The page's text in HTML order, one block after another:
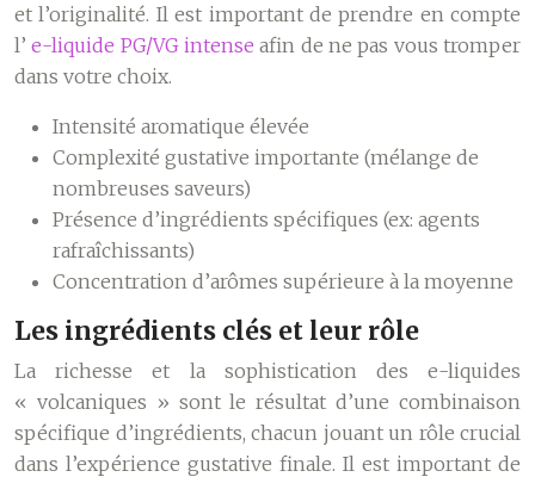
et l’originalité. Il est important de prendre en compte
l’e-liquide PG/VG intenseafin de ne pas vous tromper
dans votre choix.
Intensité aromatique élevée
Complexité gustative importante (mélange de
nombreuses saveurs)
Présence d’ingrédients spécifiques (ex: agents
rafraîchissants)
Concentration d’arômes supérieure à la moyenne
Les ingrédients clés et leur rôle
La richesse et la sophistication des e-liquides
« volcaniques » sont le résultat d’une combinaison
spécifique d’ingrédients, chacun jouant un rôle crucial
dans l’expérience gustative finale. Il est important de